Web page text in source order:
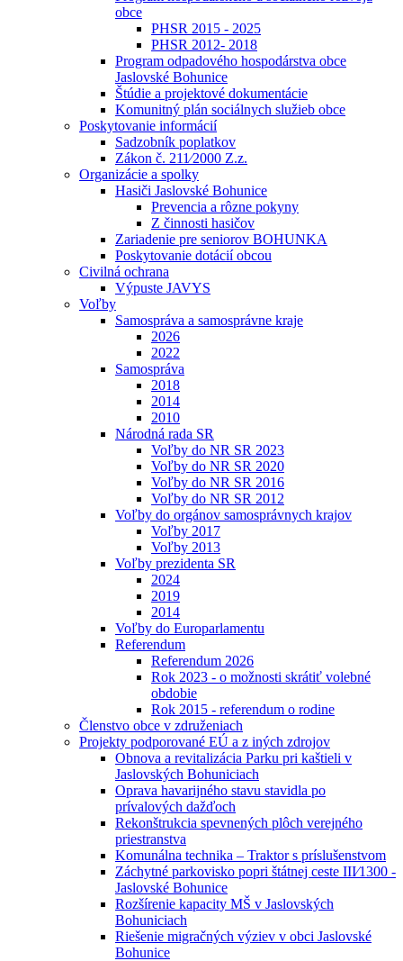
obce
PHSR 2015 - 2025
PHSR 2012- 2018
Program odpadového hospodárstva obce
Jaslovské Bohunice
Štúdie a projektové dokumentácie
Komunitný plán sociálnych služieb obce
Poskytovanie informácií
Sadzobník poplatkov
Zákon č. 211⁄2000 Z.z.
Organizácie a spolky
Hasiči Jaslovské Bohunice
Prevencia a rôzne pokyny
Z činnosti hasičov
Zariadenie pre seniorov BOHUNKA
Poskytovanie dotácií obcou
Civilná ochrana
Výpuste JAVYS
Voľby
Samospráva a samosprávne kraje
2026
2022
Samospráva
2018
2014
2010
Národná rada SR
Voľby do NR SR 2023
Voľby do NR SR 2020
Voľby do NR SR 2016
Voľby do NR SR 2012
Voľby do orgánov samosprávnych krajov
Voľby 2017
Voľby 2013
Voľby prezidenta SR
2024
2019
2014
Voľby do Europarlamentu
Referendum
Referendum 2026
Rok 2023 - o možnosti skrátiť volebné
obdobie
Rok 2015 - referendum o rodine
Členstvo obce v združeniach
Projekty podporované EÚ a z iných zdrojov
Obnova a revitalizácia Parku pri kaštieli v
Jaslovských Bohuniciach
Oprava havarijného stavu stavidla po
prívalových dažďoch
Rekonštrukcia spevnených plôch verejného
priestranstva
Komunálna technika – Traktor s príslušenstvom
Záchytné parkovisko popri štátnej ceste III⁄1300 -
Jaslovské Bohunice
Rozšírenie kapacity MŠ v Jaslovských
Bohuniciach
Riešenie migračných výziev v obci Jaslovské
Bohunice